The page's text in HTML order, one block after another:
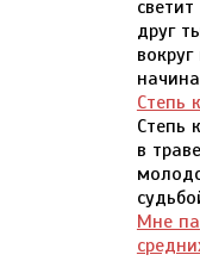
друг
Степь
Степь
в
Мне